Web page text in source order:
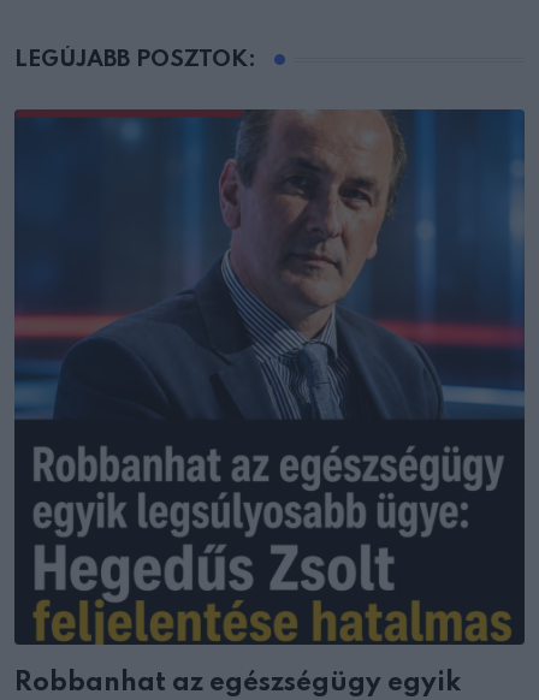
LEGÚJABB POSZTOK:
Robbanhat az egészségügy egyik